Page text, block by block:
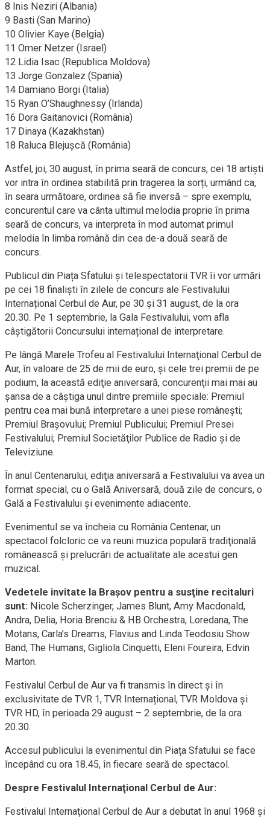
8 Inis Neziri (Albania)
9 Basti (San Marino)
10 Olivier Kaye (Belgia)
11 Omer Netzer (Israel)
12 Lidia Isac (Republica Moldova)
13 Jorge Gonzalez (Spania)
14 Damiano Borgi (Italia)
15 Ryan O’Shaughnessy (Irlanda)
16 Dora Gaitanovici (România)
17 Dinaya (Kazakhstan)
18 Raluca Blejușcă (România)
Astfel, joi, 30 august, în prima seară de concurs, cei 18 artiști
vor intra în ordinea stabilită prin tragerea la sorți, urmând ca,
în seara următoare, ordinea să fie inversă – spre exemplu,
concurentul care va cânta ultimul melodia proprie în prima
seară de concurs, va interpreta în mod automat primul
melodia în limba română din cea de-a două seară de
concurs.
Publicul din Piața Sfatului și telespectatorii TVR îi vor urmări
pe cei 18 finaliști în zilele de concurs ale Festivalului
Internațional Cerbul de Aur, pe 30 și 31 august, de la ora
20.30. Pe 1 septembrie, la Gala Festivalului, vom afla
câștigătorii Concursului internațional de interpretare.
Pe lângă Marele Trofeu al Festivalului Internaţional Cerbul de
Aur, în valoare de 25 de mii de euro, şi cele trei premii de pe
podium, la această ediţie aniversară, concurenţii mai mai au
şansa de a câştiga unul dintre premiile speciale: Premiul
pentru cea mai bună interpretare a unei piese româneşti;
Premiul Braşovului; Premiul Publicului; Premiul Presei
Festivalului; Premiul Societăţilor Publice de Radio şi de
Televiziune.
În anul Centenarului, ediţia aniversară a Festivalului va avea un
format special, cu o Gală Aniversară, două zile de concurs, o
Gală a Festivalului şi evenimente adiacente.
Evenimentul se va încheia cu România Centenar, un
spectacol folcloric ce va reuni muzica populară tradiţională
românească şi prelucrări de actualitate ale acestui gen
muzical.
Vedetele invitate la Braşov pentru a susţine recitaluri
sunt: Nicole Scherzinger, James Blunt, Amy Macdonald,
Andra, Delia, Horia Brenciu & HB Orchestra, Loredana, The
Motans, Carla’s Dreams, Flavius and Linda Teodosiu Show
Band, The Humans, Gigliola Cinquetti, Eleni Foureira, Edvin
Marton.
Festivalul Cerbul de Aur va fi transmis în direct şi în
exclusivitate de TVR 1, TVR Internațional, TVR Moldova și
TVR HD, în perioada 29 august – 2 septembrie, de la ora
20.30.
Accesul publicului la evenimentul din Piața Sfatului se face
începând cu ora 18.45, în fiecare seară de spectacol.
Despre Festivalul Internaţional Cerbul de Aur:
Festivalul Internaţional Cerbul de Aur a debutat în anul 1968 şi